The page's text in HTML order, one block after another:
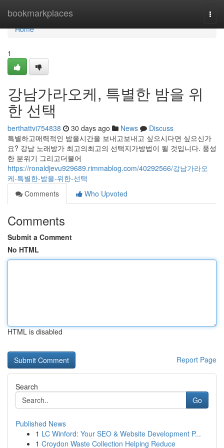
bookmarkplaces
Home
Home
1
강남가라오케, 특별한 밤을 위
한 선택
berthattvi754838 30 days ago News
Discuss
특별하고매력적인 밤을시간을 보내고보내고 싶으시다면 싶으신가
요? 강남 노래방가 최고의최고의 선택지가방법이 될 것입니다. 풍성
한 분위기 그리고더불어
https://ronaldjevu929689.rimmablog.com/40292566/강남가라오
케-특별한-밤을-위한-선택
Comments
Who Upvoted
Comments
Submit a Comment
No HTML
HTML is disabled
Report Page
Search
Go
Published News
1 LC Winford: Your SEO & Website Development P...
1 Croydon Waste Collection Helping Reduce